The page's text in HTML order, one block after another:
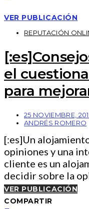
VER PUBLICACIÓN
REPUTACIÓN
el
para
25 NOVIEMBRE,
ANDRÉS ROMERO
[:es]Un
opiniones y una
cliente es un
decidir sobre la
VER PUBLICACIÓN
COMPARTIR